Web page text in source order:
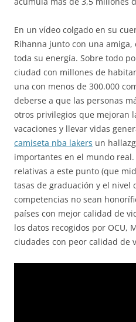
En un vídeo colgado en su
Rihanna junto con una
toda su energía. Sobre todo
ciudad con millones de
una con menos de 300.000
deberse a que las personas
otros privilegios que mejoran
vacaciones y llevar vidas
camiseta nba lakers un
importantes en el mundo
relativas a este punto (que
tasas de graduación y el nivel
competencias no sean
países con mejor calidad de
los datos recogidos por OCU,
ciudades con peor calidad de